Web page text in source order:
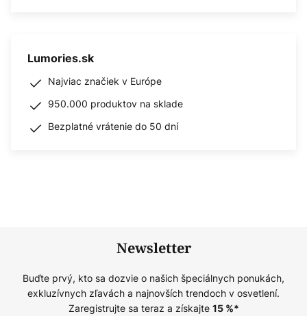
Lumories.sk
Najviac značiek v Európe
950.000 produktov na sklade
Bezplatné vrátenie do 50 dní
Newsletter
Buďte prvý, kto sa dozvie o našich špeciálnych ponukách,
exkluzívnych zľavách a najnovších trendoch v osvetlení.
Zaregistrujte sa teraz a získajte 15%*